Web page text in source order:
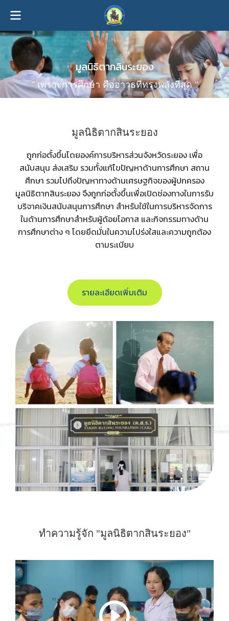
มูลนิธิตากสินระยอง
" เพราะการศึกษา คืออาวุธที่ทรงพลังที่สุด "
มูลนิธิตากสินระยอง
ถูกก่อตั้งขึ้นโดยองค์การบริหารส่วนจังหวัดระยอง เพื่อ
สนับสนุน ส่งเสริม รวมทั้งแก้ไขปัญหาด้านการศึกษา สถาน
ศึกษา รวมไปถึงปัญหาทางด้านเศรษฐกิจของผู้ปกครอง
มูลนิธิตากสินระยอง จึงถูกก่อตั้งขึ้นเพื่อเปิดช่องทางในการรับ
บริจาคเงินสนับสนุนการศึกษา สำหรับใช้ในการบริหารจัดการ
ในด้านการศึกษาสำหรับผู้ด้อยโอกาส และกิจกรรมทางด้าน
การศึกษาต่าง ๆ โดยยึดมั่นในความโปร่งใสและความถูกต้อง
ตามระเบียบ
รายละเอียดเพิ่มเติม
ทำความรู้จัก "มูลนิธิตากสินระยอง"